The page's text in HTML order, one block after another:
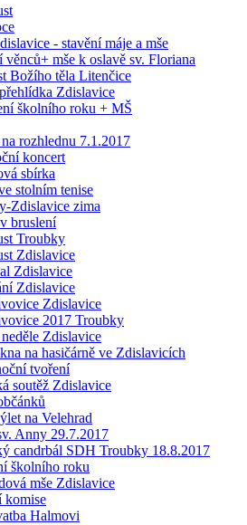
- stavění máje a mše
věnců+ mše k oslavě sv. Floriana
Božího těla Litenčice
Zdislavice
školního roku + MŠ
rozhlednu 7.1.2017
koncert
sbírka
stolním tenise
Zdislavice zima
bruslení
Troubky
Zdislavice
Zdislavice
Zdislavice
Zdislavice
2017 Troubky
Zdislavice
na hasičárně ve Zdislavicích
tvoření
soutěž Zdislavice
na Velehrad
Anny 29.7.2017
candrbál SDH Troubky 18.8.2017
školního roku
mše Zdislavice
komise
Halmovi